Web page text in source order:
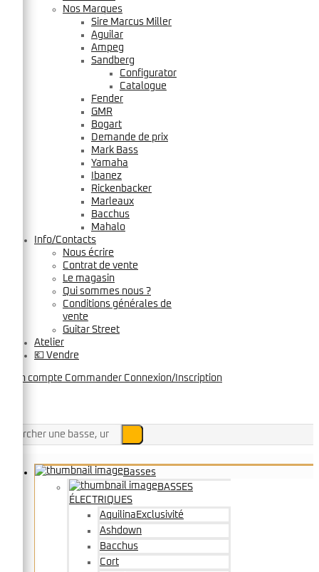
Nos Marques
Sire Marcus Miller
Aguilar
Ampeg
Sandberg
Configurator
Catalogue
Fender
GMR
Bogart
Demande de prix
Mark Bass
Yamaha
Ibanez
Rickenbacker
Marleaux
Bacchus
Mahalo
Info/Contacts
Nous écrire
Contrat de vente
Le magasin
Qui sommes nous ?
Conditions générales de
vente
Guitar Street
Atelier
💶 Vendre
Mon compte Commander Connexion/Inscription
Basses
BASSES
ÉLECTRIQUES
Aquilina Exclusivité
Ashdown
Bacchus
Cort